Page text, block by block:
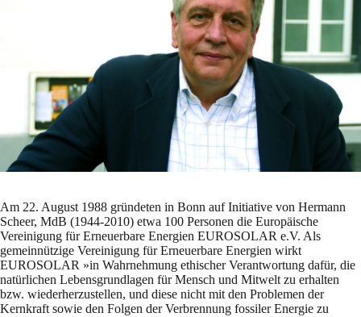
Am 22. August 1988 gründeten in Bonn auf Initiative von Hermann
Scheer, MdB (1944-2010) etwa 100 Personen die Europäische
Vereinigung für Erneuerbare Energien EUROSOLAR e.V. Als
gemeinnützige Vereinigung für Erneuerbare Energien wirkt
EUROSOLAR »in Wahrnehmung ethischer Verantwortung dafür, die
natürlichen Lebensgrundlagen für Mensch und Mitwelt zu erhalten
bzw. wiederherzustellen, und diese nicht mit den Problemen der
Kernkraft sowie den Folgen der Verbrennung fossiler Energie zu